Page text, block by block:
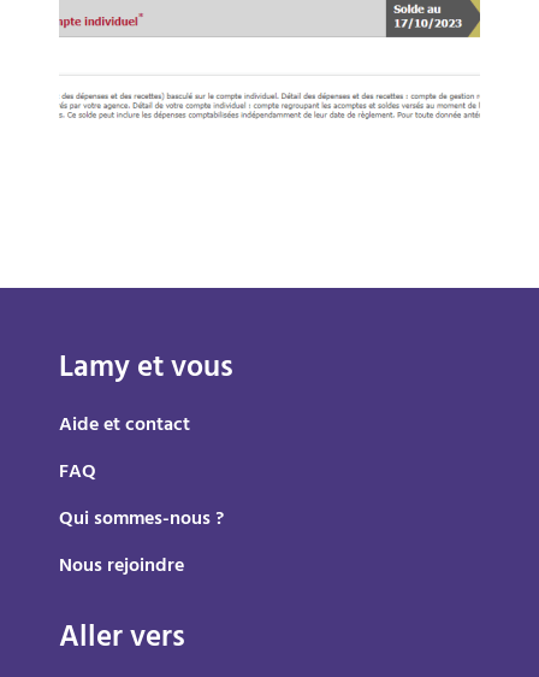
Lamy et vous
Aide et contact
FAQ
Qui sommes-nous ?
Nous rejoindre
Aller vers